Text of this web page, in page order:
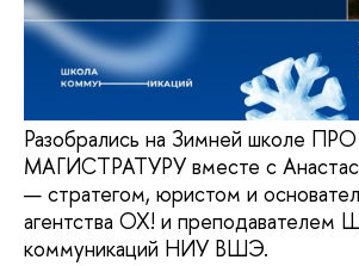
Разобрались на Зимней школе ПРО
МАГИСТРАТУРУ вместе с
— стратегом, юристом и
агентства ОХ! и преподавателем
коммуникаций НИУ ВШЭ.